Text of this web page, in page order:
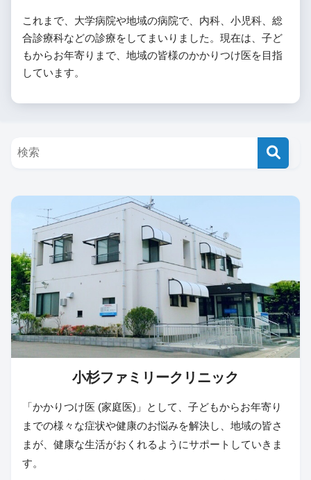
これまで、大学病院や地域の病院で、内科、小児科、総
合診療科などの診療をしてまいりました。現在は、子ど
もからお年寄りまで、地域の皆様のかかりつけ医を目指
しています。
小杉ファミリークリニック
「かかりつけ医 (家庭医)」として、子どもからお年寄り
までの様々な症状や健康のお悩みを解決し、地域の皆さ
まが、健康な生活がおくれるようにサポートしていきま
す。